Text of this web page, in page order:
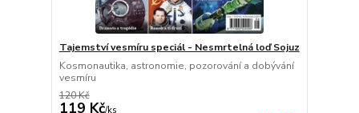
Tajemství vesmíru speciál - Nesmrtelná loď Sojuz
Kosmonautika, astronomie, pozorování a dobývání
vesmíru
120 Kč
119 Kč/ks